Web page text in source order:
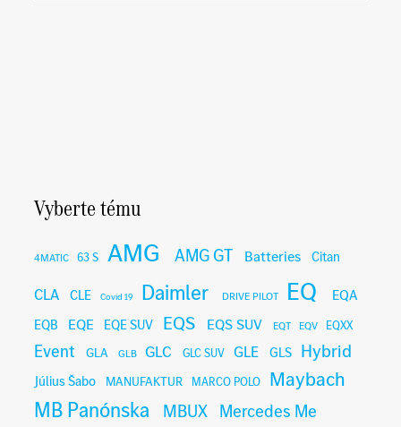
Vyberte tému
4MATIC 63 S AMG AMG GT Batteries Citan
CLA CLE Covid 19 Daimler DRIVE PILOT EQ EQA
EQB EQE EQE SUV EQS EQS SUV EQT EQV EQXX
Event GLA GLB GLC GLC SUV GLE GLS Hybrid
Július Šabo MANUFAKTUR MARCO POLO Maybach
MB Panónska MBUX Mercedes Me